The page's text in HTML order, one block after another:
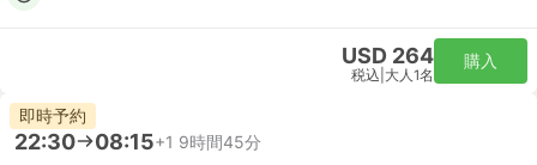
USD 264
税込 大人1名
購入
即時予約
22:30 08:15+1 9時間45分